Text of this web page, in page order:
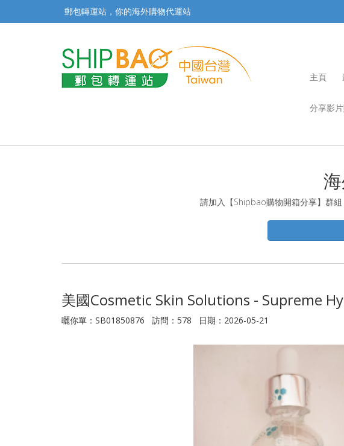
郵包轉運站，你的海外購物代運站
主頁
分享影
請加入【Shipbao購物開箱分享】群
美國Cosmetic Skin Solutions - Supreme
曬你單：SB01850876 訪問：578 日期：2026-05-21